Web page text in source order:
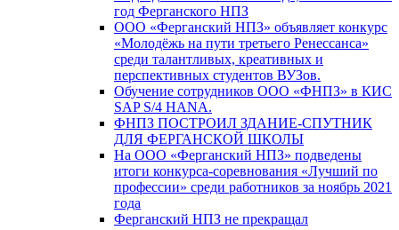
год Ферганского НПЗ
ООО «Ферганский НПЗ» объявляет конкурс
«Молодёжь на пути третьего Ренессанса»
среди талантливых, креативных и
перспективных студентов ВУЗов.
Обучение сотрудников ООО «ФНПЗ» в КИС
SAP S/4 HANA.
ФНПЗ ПОСТРОИЛ ЗДАНИЕ-СПУТНИК
ДЛЯ ФЕРГАНСКОЙ ШКОЛЫ
На ООО «Ферганский НПЗ» подведены
итоги конкурса-соревнования «Лучший по
профессии» среди работников за ноябрь 2021
года
Ферганский НПЗ не прекращал